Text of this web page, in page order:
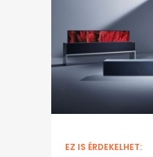
EZ IS ÉRDEKELHET: